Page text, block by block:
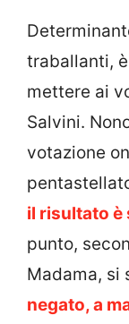
traballanti,
mettere ai
Salvini.
votazione
il risultato è
punto,
Madama, si
negato, a